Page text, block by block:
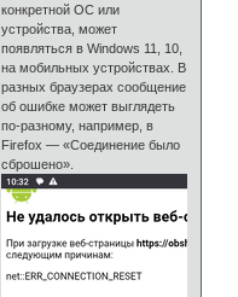
конкретной ОС или
устройства, может
появляться в Windows 11, 10,
на мобильных устройствах. В
разных браузерах сообщение
об ошибке может выглядеть
по-разному, например, в
Firefox — «Соединение было
сброшено».